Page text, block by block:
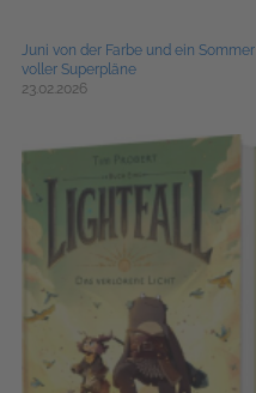
Juni von der Farbe und ein Sommer
voller Superpläne
23.02.2026